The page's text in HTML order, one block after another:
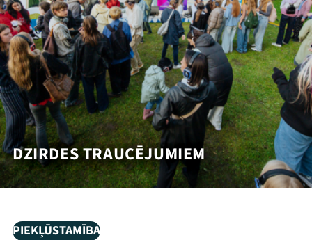
DZIRDES TRAUCĒJUMIEM
PIEKĻŪSTAMĪBA